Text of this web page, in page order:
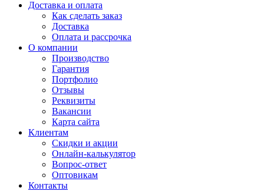
Доставка и оплата
Как сделать заказ
Доставка
Оплата и рассрочка
О компании
Производство
Гарантия
Портфолио
Отзывы
Реквизиты
Вакансии
Карта сайта
Клиентам
Скидки и акции
Онлайн-калькулятор
Вопрос-ответ
Оптовикам
Контакты